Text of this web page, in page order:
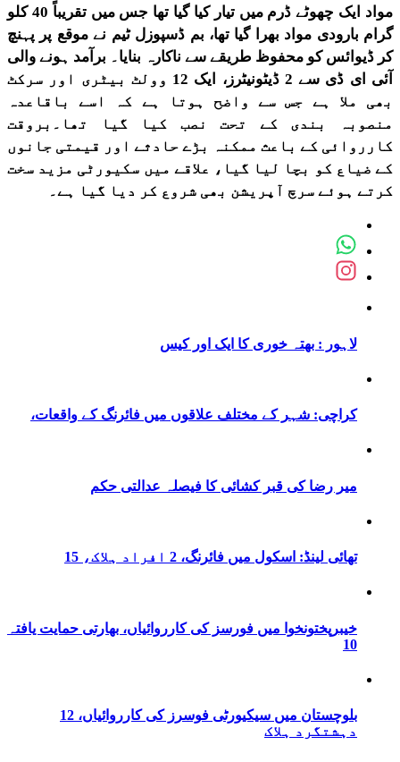
مواد ایک چھوٹے ڈرم میں تیار کیا گیا تھا جس میں تقریباً 40 کلو
گرام بارودی مواد بھرا گیا تھا، بم ڈسپوزل ٹیم نے موقع پر پہنچ
کر ڈیوائس کو محفوظ طریقے سے ناکارہ بنایا۔ برآمد ہونے والی
آئی ای ڈی سے 2 ڈیٹونیٹرز، ایک 12 وولٹ بیٹری اور سرکٹ
بھی ملا ہے جس سے واضح ہوتا ہے کہ اسے باقاعدہ
منصوبہ بندی کے تحت نصب کیا گیا تھا۔بروقت
کارروائی کے باعث ممکنہ بڑے حادثے اور قیمتی جانوں
کے ضیاع کو بچا لیا گیا، علاقے میں سکیورٹی مزید سخت
کرتے ہوئے سرچ آپریشن بھی شروع کر دیا گیا ہے۔
لاہور : بھتہ خوری کا ایک اور کیس
کراچی: شہر کے مختلف علاقوں میں فائرنگ کے واقعات،
میر رضا کی قبر کشائی کا فیصلہ عدالتی حکم
تھائی لینڈ: اسکول میں فائرنگ، 2 افراد ہلاک، 15
خیبرپختونخوا میں فورسز کی کارروائیاں، بھارتی حمایت یافتہ
10
بلوچستان میں سیکیورٹی فوسرز کی کارروائیاں، 12
دہشتگرد ہلاک